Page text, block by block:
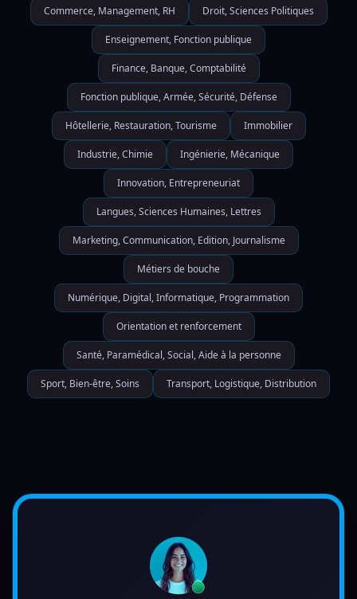
Commerce, Management, RH Droit, Sciences Politiques
Enseignement, Fonction publique
Finance, Banque, Comptabilité
Fonction publique, Armée, Sécurité, Défense
Hôtellerie, Restauration, Tourisme Immobilier
Industrie, Chimie Ingénierie, Mécanique
Innovation, Entrepreneuriat
Langues, Sciences Humaines, Lettres
Marketing, Communication, Edition, Journalisme
Métiers de bouche
Numérique, Digital, Informatique, Programmation
Orientation et renforcement
Santé, Paramédical, Social, Aide à la personne
Sport, Bien-être, Soins Transport, Logistique, Distribution